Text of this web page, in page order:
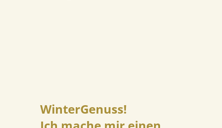
WinterGenuss!